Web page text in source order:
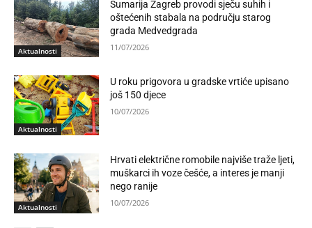
Aktualnosti
Šumarija Zagreb provodi sječu suhih i
oštećenih stabala na području starog
grada Medvedgrada
11/07/2026
Aktualnosti
U roku prigovora u gradske vrtiće upisano
još 150 djece
10/07/2026
Aktualnosti
Hrvati električne romobile najviše traže ljeti,
muškarci ih voze češće, a interes je manji
nego ranije
10/07/2026